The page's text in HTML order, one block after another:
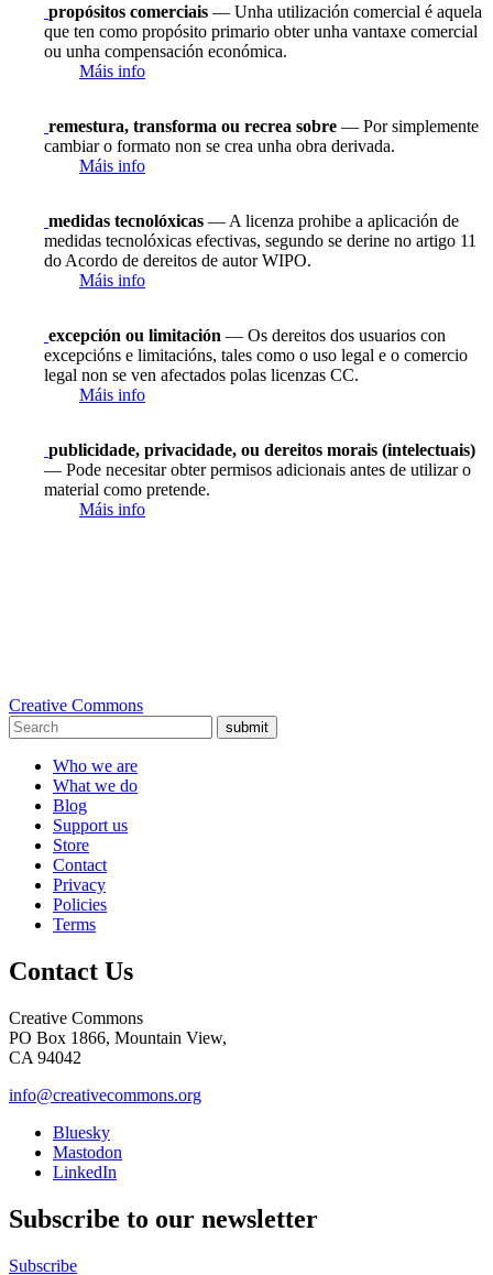
propósitos comerciais — Unha utilización comercial é aquela
que ten como propósito primario obter unha vantaxe comercial
ou unha compensación económica.
Máis info
remestura, transforma ou recrea sobre — Por simplemente
cambiar o formato non se crea unha obra derivada.
Máis info
medidas tecnolóxicas — A licenza prohibe a aplicación de
medidas tecnolóxicas efectivas, segundo se derine no artigo 11
do Acordo de dereitos de autor WIPO.
Máis info
excepción ou limitación — Os dereitos dos usuarios con
excepcións e limitacións, tales como o uso legal e o comercio
legal non se ven afectados polas licenzas CC.
Máis info
publicidade, privacidade, ou dereitos morais (intelectuais)
— Pode necesitar obter permisos adicionais antes de utilizar o
material como pretende.
Máis info
Creative Commons
submit
Who we are
What we do
Blog
Support us
Store
Contact
Privacy
Policies
Terms
Contact Us
Creative Commons
PO Box 1866, Mountain View,
CA 94042
info@creativecommons.org
Bluesky
Mastodon
LinkedIn
Subscribe to our newsletter
Subscribe